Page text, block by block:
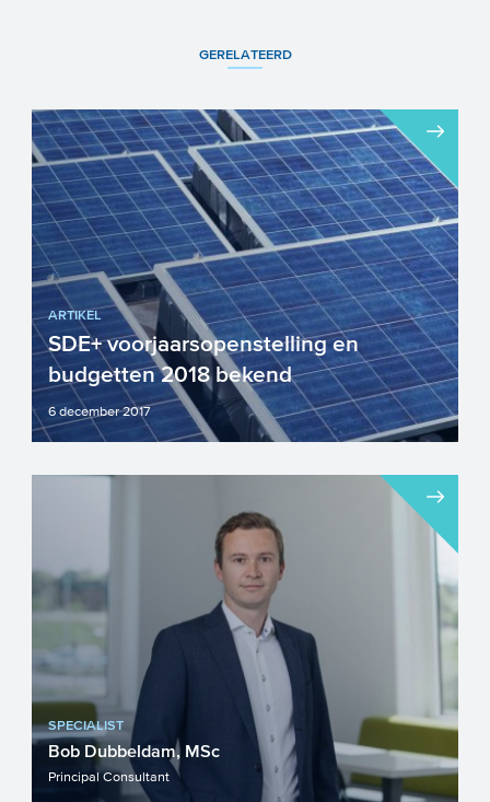
GERELATEERD
ARTIKEL
SDE+ voorjaarsopenstelling en
budgetten 2018 bekend
6 december 2017
details en openstellingsdata van de
voorjaarsronde 2018 bekendge...
SPECIALIST
Bob Dubbeldam, MSc
Principal Consultant